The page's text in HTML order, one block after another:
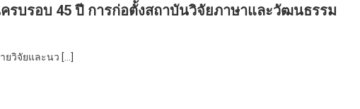
รบรอบ 45 ปี การก่อตั้งสถาบันวิจัยภาษาและวัฒนธรรม
วิจัยและนว […]